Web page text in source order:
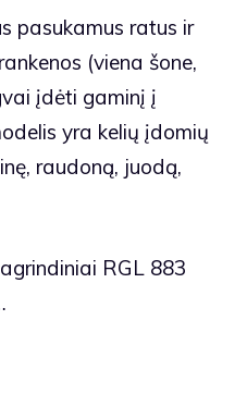
pasukamus ratus ir
(viena šone,
įdėti gaminį į
yra kelių įdomių
raudoną, juodą,
RGL 883